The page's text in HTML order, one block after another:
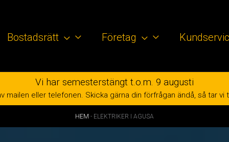
Bostadsrätt Företag
Vi har semesterstängt t.o.m. 9 augusti
mailen eller telefonen. Skicka gärna din förfrågan ändå, så tar vi
HEM - ELEKTRIKER I AGUSA